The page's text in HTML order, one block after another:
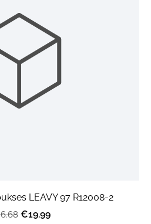
LEAVY 97 R12008-2
€19.99